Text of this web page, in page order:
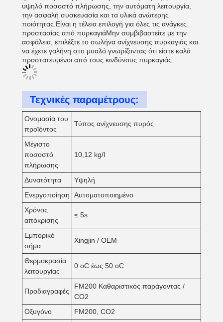
υψηλό ποσοστό πλήρωσης, την αυτόματη λειτουργία,
την ασφαλή συσκευασία και τα υλικά ανώτερης
ποιότητας.Είναι η τέλεια επιλογή για όλες τις ανάγκες
προστασίας από πυρκαγιάΜην συμβιβαστείτε με την
ασφάλεια, επιλέξτε το σωλήνα ανίχνευσης πυρκαγιάς και
να έχετε γαλήνη στο μυαλό γνωρίζοντας ότι είστε καλά
προστατευμένοι από τους κινδύνους πυρκαγιάς.
Τεχνικές παραμέτρους:
Ονομασία του
προϊόντος
Τύπος ανίχνευσης πυρός
Μέγιστο
ποσοστό
πλήρωσης
10,12 kg/l
Δυνατότητα
Υψηλή
Ενεργοποίηση
Αυτοματοποιημένο
Χρόνος
απόκρισης
≤ 5s
Εμπορικό
σήμα
Xingjin / OEM
Θερμοκρασία
λειτουργίας
0 oC έως 50 oC
Προδιαγραφές
FM200 Καθαριστικός παράγοντας /
CO2
Οξυγόνο
FM200, CO2